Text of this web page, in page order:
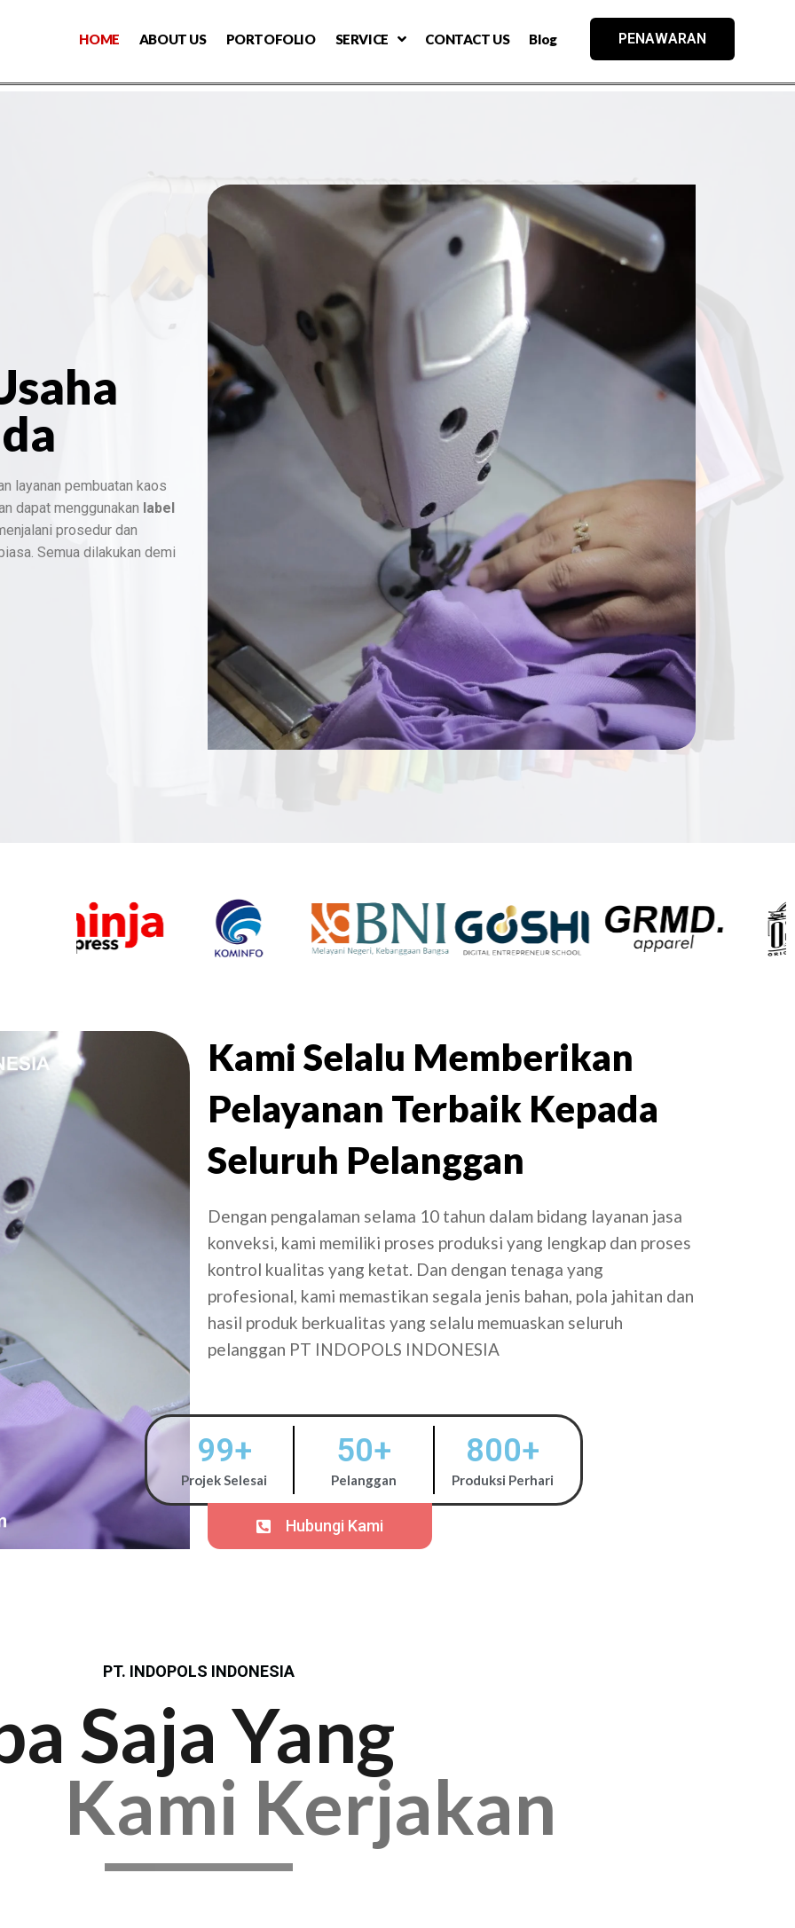
HOME ABOUT US PORTOFOLIO SERVICE CONTACT US Blog PENAWARAN
layanan pembuatan kaos
dapat menggunakan label
prosedur dan
Semua dilakukan demi
Kami Selalu Memberikan
Pelayanan Terbaik Kepada
Seluruh Pelanggan
Dengan pengalaman selama 10 tahun dalam bidang layanan jasa
konveksi, kami memiliki proses produksi yang lengkap dan proses
kontrol kualitas yang ketat. Dan dengan tenaga yang
profesional, kami memastikan segala jenis bahan, pola jahitan dan
hasil produk berkualitas yang selalu memuaskan seluruh
pelanggan PT INDOPOLS INDONESIA
Hubungi Kami
99+
Projek Selesai
50+
Pelanggan
800+
Produksi Perhari
PT. INDOPOLS INDONESIA
Saja Yang
Kami Kerjakan